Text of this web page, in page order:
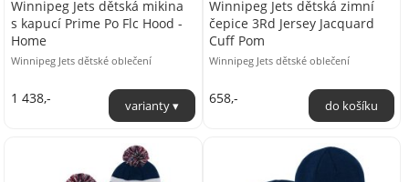
Winnipeg Jets dětská mikina
s kapucí Prime Po Flc Hood -
Home
Winnipeg Jets dětské oblečení
1 438,-
Winnipeg Jets dětská zimní
čepice 3Rd Jersey Jacquard
Cuff Pom
Winnipeg Jets dětské oblečení
658,-